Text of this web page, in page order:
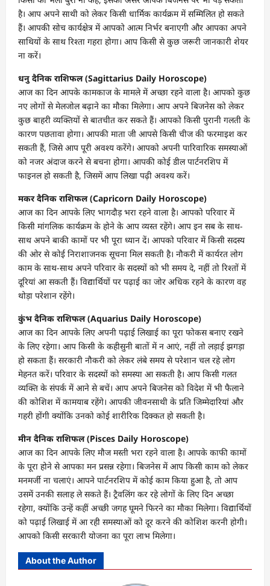
है। आप अपने साथी को लेकर किसी धार्मिक कार्यक्रम में सम्मिलित हो सकते
हैं। आपकी सोच कार्यक्षेत्र में आपको आत्म निर्भर बनाएगी और आपका अपने
साथियों के साथ रिश्ता गहरा होगा। आप किसी से कुछ जरूरी जानकारी शेयर
ना करें।
धनु दैनिक राशिफल (Sagittarius Daily Horoscope)
आज का दिन आपके कामकाज के मामले में अच्छा रहने वाला है। आपको कुछ
नए लोगों से मेलजोल बढ़ाने का मौका मिलेगा। आप अपने बिजनेस को लेकर
कुछ बाहरी व्यक्तियों से बातचीत कर सकते हैं। आपको किसी पुरानी गलती के
कारण पछतावा होगा। आपकी माता जी आपसे किसी चीज की फरमाइश कर
सकती हैं, जिसे आप पूरी अवश्य करेंगे। आपको अपनी पारिवारिक समस्याओं
को नजर अंदाज करने से बचना होगा। आपकी कोई डील पार्टनरशिप में
फाइनल हो सकती है, जिसमें आप लिखा पढ़ी अवश्य करें।
मकर दैनिक राशिफल (Capricorn Daily Horoscope)
आज का दिन आपके लिए भागदौड़ भरा रहने वाला है। आपको परिवार में
किसी मांगलिक कार्यक्रम के होने के आप व्यस्त रहेंगे। आप इन सब के साथ-
साथ अपने बाकी कामों पर भी पूरा ध्यान दें। आपको परिवार में किसी सदस्य
की ओर से कोई निराशाजनक सूचना मिल सकती है। नौकरी में कार्यरत लोग
काम के साथ-साथ अपने परिवार के सदस्यों को भी समय दे, नहीं तो रिश्तों में
दूरियां आ सकती हैं। विद्यार्थियों पर पढ़ाई का जोर अधिक रहने के कारण वह
थोड़ा परेशान रहेंगे।
कुंभ दैनिक राशिफल (Aquarius Daily Horoscope)
आज का दिन आपके लिए अपनी पढ़ाई लिखाई का पूरा फोकस बनाए रखने
के लिए रहेगा। आप किसी के कहीसुनी बातों में न आएं, नहीं तो लड़ाई झगड़ा
हो सकता हैं। सरकारी नौकरी को लेकर लंबे समय से परेशान चल रहे लोग
मेहनत करें। परिवार के सदस्यों को समस्या आ सकती है। आप किसी गलत
व्यक्ति के संपर्क में आने से बचें। आप अपने बिजनेस को विदेश में भी फैलाने
की कोशिश में कामयाब रहेंगे। आपकी जीवनसाथी के प्रति जिम्मेदारियां और
गहरी होंगी क्योंकि उनको कोई शारीरिक दिक्कत हो सकती है।
मीन दैनिक राशिफल (Pisces Daily Horoscope)
आज का दिन आपके लिए मौज मस्ती भरा रहने वाला है। आपके काफी कामों
के पूरा होने से आपका मन प्रसन्न रहेगा। बिजनेस में आप किसी काम को लेकर
मनमर्जी ना चलाएं। आपने पार्टनरशिप में कोई काम किया हुआ है, तो आप
उसमें उनकी सलाह ले सकते हैं। ट्रैवलिंग कर रहे लोगों के लिए दिन अच्छा
रहेगा, क्योंकि उन्हें कहीं अच्छी जगह घूमने फिरने का मौका मिलेगा। विद्यार्थियों
को पढ़ाई लिखाई में आ रही समस्याओं को दूर करने की कोशिश करनी होगी।
आपको किसी सरकारी योजना का पूरा लाभ मिलेगा।
About the Author